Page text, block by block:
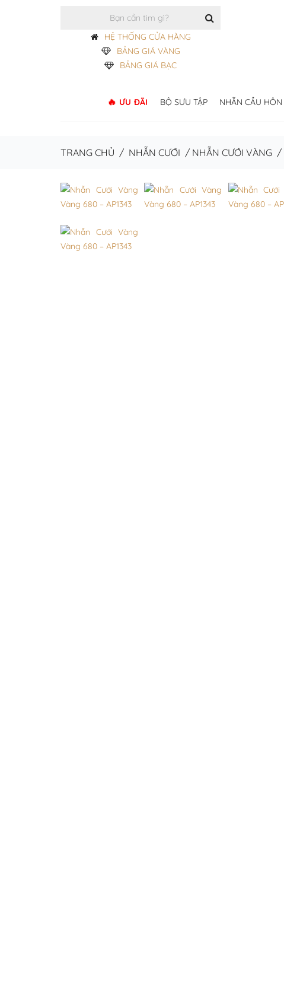
HỆ THỐNG CỬA HÀNG
BẢNG GIÁ VÀNG
BẢNG GIÁ BẠC
ƯU ĐÃI BỘ SƯU TẬP NHẪN CẦU HÔN
TRANG CHỦ / NHẪN CƯỚI / NHẪN CƯỚI VÀNG /